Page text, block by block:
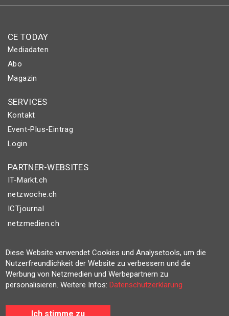
CE TODAY
Mediadaten
Abo
Magazin
SERVICES
Kontakt
Event-Plus-Eintrag
Login
PARTNER-WEBSITES
IT-Markt.ch
netzwoche.ch
ICTjournal
netzmedien.ch
Impressum
AGB
Nutzungsbestimmungen
Diese Website verwendet Cookies und Analysetools, um die
Nutzerfreundlichkeit der Website zu verbessern und die
Werbung von Netzmedien und Werbepartnern zu
personalisieren. Weitere Infos:Datenschutzerklärung
Ich stimme zu